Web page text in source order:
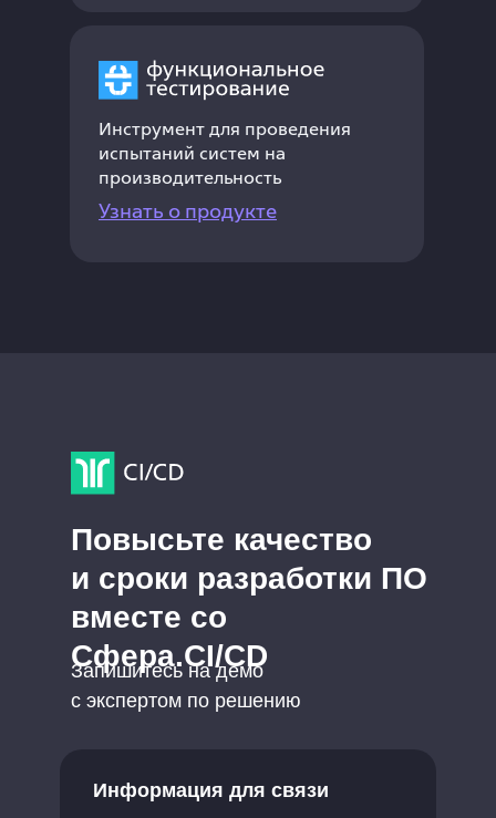
Инструмент для проведения
испытаний систем на
производительность
Узнать о продукте
Повысьте качество
и сроки разработки ПО
вместе со
Сфера.CI/CD
Запишитесь на демо
с экспертом по решению
Повысьте качество и
Информация для связи